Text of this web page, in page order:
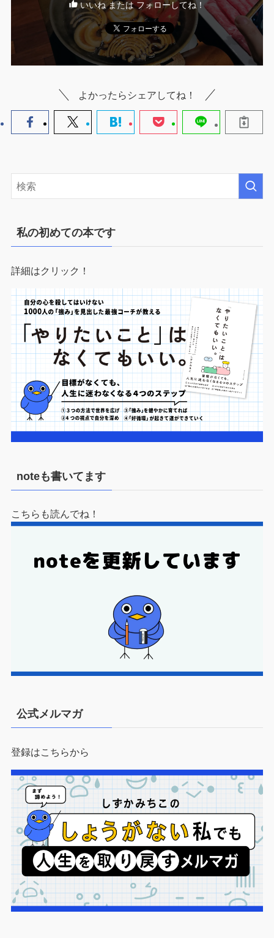
いいね または フォローしてね！
よかったらシェアしてね！
私の初めての本です
詳細はクリック！
noteも書いてます
こちらも読んでね！
公式メルマガ
登録はこちらから